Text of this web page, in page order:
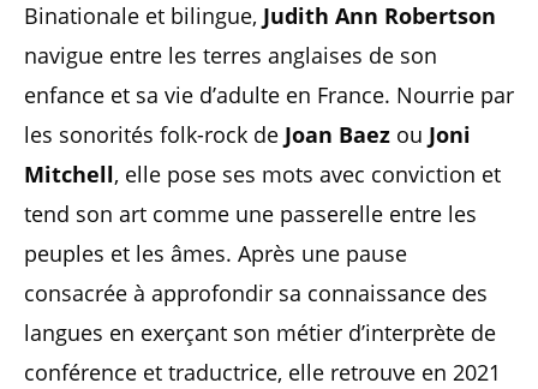
Binationale et bilingue, Judith Ann Robertson
navigue entre les terres anglaises de son
enfance et sa vie d’adulte en France. Nourrie par
les sonorités folk-rock de Joan Baez ou Joni
Mitchell, elle pose ses mots avec conviction et
tend son art comme une passerelle entre les
peuples et les âmes. Après une pause
consacrée à approfondir sa connaissance des
langues en exerçant son métier d’interprète de
conférence et traductrice, elle retrouve en 2021